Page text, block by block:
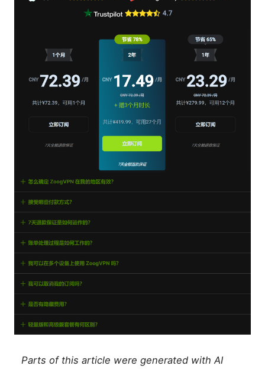
Parts of this article were generated with AI